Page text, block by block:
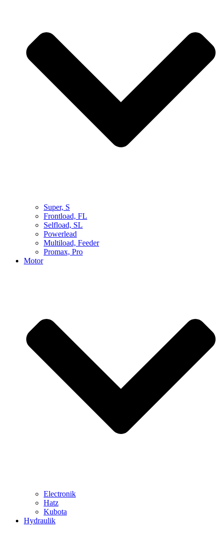
Super, S
Frontload, FL
Selfload, SL
Powerlead
Multiload, Feeder
Promax, Pro
Motor
Electronik
Hatz
Kubota
Hydraulik